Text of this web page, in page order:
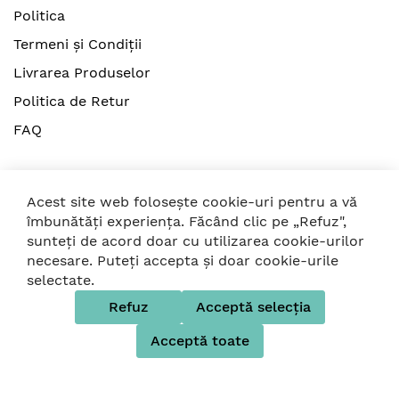
- Varsta recomandata: de la 0 luni.
Politica
Termeni și Condiții
Livrarea Produselor
Politica de Retur
FAQ
© 2026 Strollers. Toate drepturile rezervate
Acest site web folosește cookie-uri pentru a vă
îmbunătăți experiența. Făcând clic pe „Refuz",
sunteți de acord doar cu utilizarea cookie-urilor
necesare. Puteți accepta și doar cookie-urile
selectate.
Refuz
Acceptă selecția
Acceptă toate